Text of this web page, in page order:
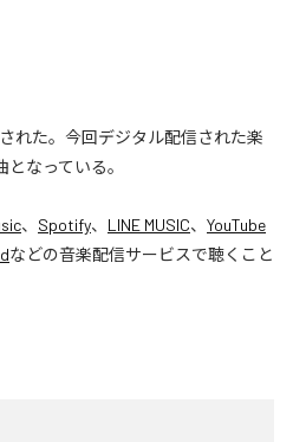
された。今回デジタル配信された楽
となっている。
、 Spotify、 LINE MUSIC、 YouTube
などの音楽配信サービスで聴くこと